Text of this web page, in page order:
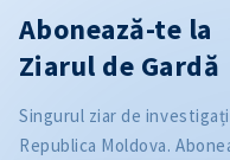
Abonează-te la
Ziarul de Gardă
Singurul ziar de
Republica Moldova.